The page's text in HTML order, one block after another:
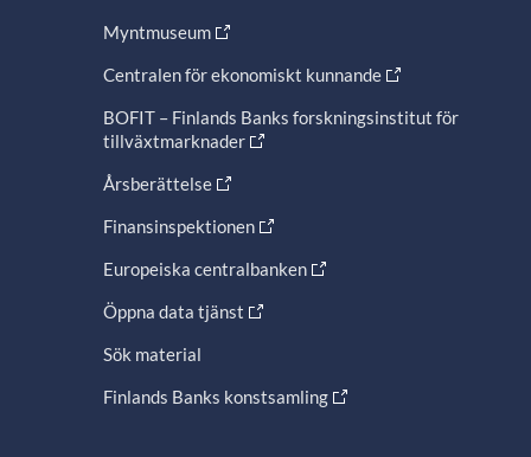
Myntmuseum
Centralen för ekonomiskt kunnande
BOFIT – Finlands Banks forskningsinstitut för
tillväxtmarknader
Årsberättelse
Finansinspektionen
Europeiska centralbanken
Öppna data tjänst
Sök material
Finlands Banks konstsamling